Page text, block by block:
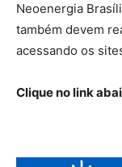
Neoenergia
também devem
acessando os
Clique no link